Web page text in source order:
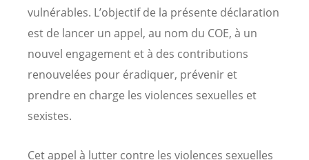
vulnérables. L’objectif de la présente déclaration
est de lancer un appel, au nom du COE, à un
nouvel engagement et à des contributions
renouvelées pour éradiquer, prévenir et
prendre en charge les violences sexuelles et
sexistes.
Cet appel à lutter contre les violences sexuelles